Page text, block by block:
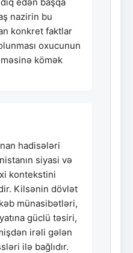
nazirin bu
konkret faktlar
oxucunun
kömək
hadisələri
siyasi və
kontekstini
Kilsənin dövlət
münasibətləri,
güclü təsiri,
irəli gələn
ilə bağlıdır.